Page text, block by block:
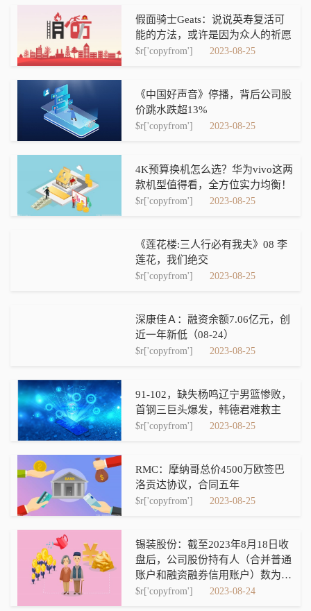
假面骑士Geats：说说英寿复活可
能的方法，或许是因为众人的祈愿
$r['copyfrom'] 2023-08-25
《中国好声音》停播，背后公司股
价跳水跌超13%
$r['copyfrom'] 2023-08-25
4K预算换机怎么选？华为vivo这两
款机型值得看，全方位实力均衡！
$r['copyfrom'] 2023-08-25
《莲花楼:三人行必有我夫》08 李
莲花，我们绝交
$r['copyfrom'] 2023-08-25
深康佳Ａ：融资余额7.06亿元，创
近一年新低（08-24）
$r['copyfrom'] 2023-08-25
91-102，缺失杨鸣辽宁男篮惨败，
首钢三巨头爆发，韩德君难救主
$r['copyfrom'] 2023-08-25
RMC：摩纳哥总价4500万欧签巴
洛贡达协议，合同五年
$r['copyfrom'] 2023-08-25
锡装股份：截至2023年8月18日收
盘后，公司股份持有人（合并普通
账户和融资融券信用账户）数为
11,032户，机构投资者户数为884
$r['copyfrom'] 2023-08-24